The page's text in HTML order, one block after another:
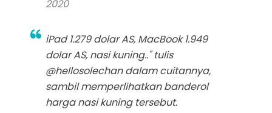
2020
iPad 1.279 dolar AS, MacBook 1.949
dolar AS, nasi kuning.." tulis
@hellosolechan dalam cuitannya,
sambil memperlihatkan banderol
harga nasi kuning tersebut.